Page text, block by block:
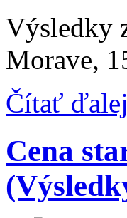
Výsledky
Morave,
Čítať
Cena